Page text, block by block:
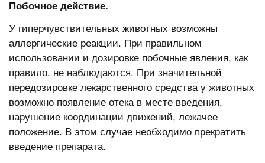
Побочное действие.
У гиперчувствительных животных возможны
аллергические реакции. При правильном
использовании и дозировке побочные явления, как
правило, не наблюдаются. При значительной
передозировке лекарственного средства у животных
возможно появление отека в месте введения,
нарушение координации движений, лежачее
положение. В этом случае необходимо прекратить
введение препарата.